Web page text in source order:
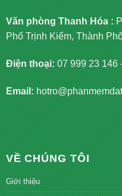
Văn phòng Thanh Hóa :
Phố Trịnh Kiểm, Thành
Điện thoại: 07 999 23 146
Email:
VỀ CHÚNG TÔI
Giới thiệu